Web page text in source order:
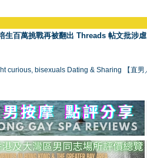
生百萬挑戰再被翻出 Threads 帖文批涉
curious, bisexuals Dating & Sharing 【直男